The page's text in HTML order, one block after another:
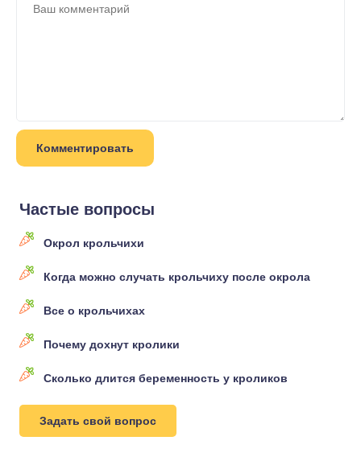
Частые вопросы
Окрол крольчихи
Когда можно случать крольчиху после окрола
Все о крольчихах
Почему дохнут кролики
Сколько длится беременность у кроликов
Задать свой вопрос